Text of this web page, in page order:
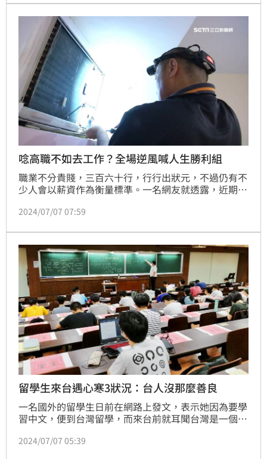
是不是男人啊」。宋亭誼報導
唸高職不如去工作？全場逆風喊人生勝利組
職業不分貴賤，三百六十行，行行出狀元，不過仍有不
少人會以薪資作為衡量標準。一名網友就透露，近期朋
大不同，朋友的小孩想要念高職，但家長卻認為「讀高
風留言，並認為「根本人生勝利組」。
2024/07/07 07:59
留學生來台遇心寒3狀況：台人沒那麼善良
一名國外的留學生日前在網路上發文，表示她因為要學
習中文，便到台灣留學，而來台前就耳聞台灣是一個人
拒、買年糕疑似買貴，和同學雙面人講壞話的狀況，讓
2024/07/07 05:39